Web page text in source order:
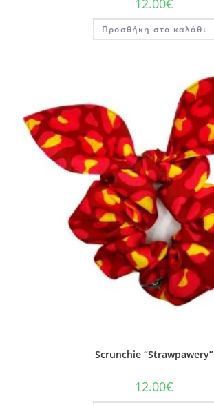
Προσθήκη στο καλάθι
Scrunchie “Strawpawery”
12.00€